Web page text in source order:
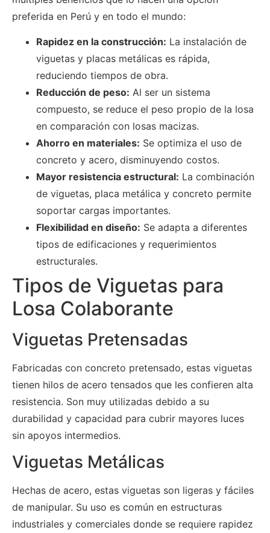
preferida en Perú y en todo el mundo:
Rapidez en la construcción: La instalación de
viguetas y placas metálicas es rápida,
reduciendo tiempos de obra.
Reducción de peso: Al ser un sistema
compuesto, se reduce el peso propio de la losa
en comparación con losas macizas.
Ahorro en materiales: Se optimiza el uso de
concreto y acero, disminuyendo costos.
Mayor resistencia estructural: La combinación
de viguetas, placa metálica y concreto permite
soportar cargas importantes.
Flexibilidad en diseño: Se adapta a diferentes
tipos de edificaciones y requerimientos
estructurales.
Tipos de Viguetas para
Losa Colaborante
Viguetas Pretensadas
Fabricadas con concreto pretensado, estas viguetas
tienen hilos de acero tensados que les confieren alta
resistencia. Son muy utilizadas debido a su
durabilidad y capacidad para cubrir mayores luces
sin apoyos intermedios.
Viguetas Metálicas
Hechas de acero, estas viguetas son ligeras y fáciles
de manipular. Su uso es común en estructuras
industriales y comerciales donde se requiere rapidez